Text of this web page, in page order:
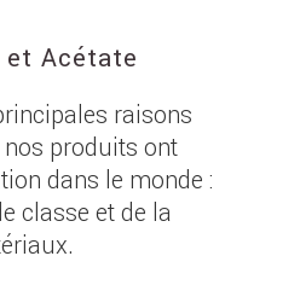
Acétate
raisons
produits ont
dans le monde :
classe et de la